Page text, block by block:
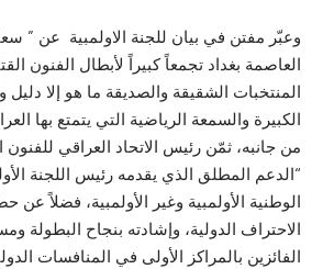
وعبّر مفتن في بيان للجنة الاولمبية عن ”
العاصمة بغداد تجمعاً كبيراً لأبطال الفنون
المنتخبات الشقيقة والصديقة ما هو إلا
الكبيرة والسمعة الرياضية التي يتمتع بها
من جانبه، ثمّن رئيس الاتحاد العراقي للفنون
“الدعم المطلق الذي يقدمه رئيس اللجنة
الوطنية الأولمبية وغير الأولمبية، فضلاً
الاحتراف الدولية، وإشادته بنجاح البطولة
الفائزين بالمراكز الأولى في المنافسات